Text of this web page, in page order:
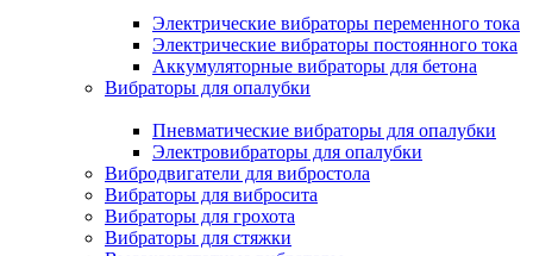
Электрические вибраторы переменного тока
Электрические вибраторы постоянного тока
Аккумуляторные вибраторы для бетона
Вибраторы для опалубки
Пневматические вибраторы для опалубки
Электровибраторы для опалубки
Вибродвигатели для вибростола
Вибраторы для вибросита
Вибраторы для грохота
Вибраторы для стяжки